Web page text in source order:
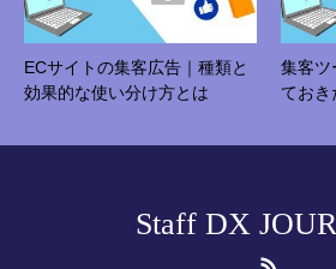
ECサイトの集客広告｜種類と
効果的な使い分け方とは
集客ツ
ておき
Staff DX